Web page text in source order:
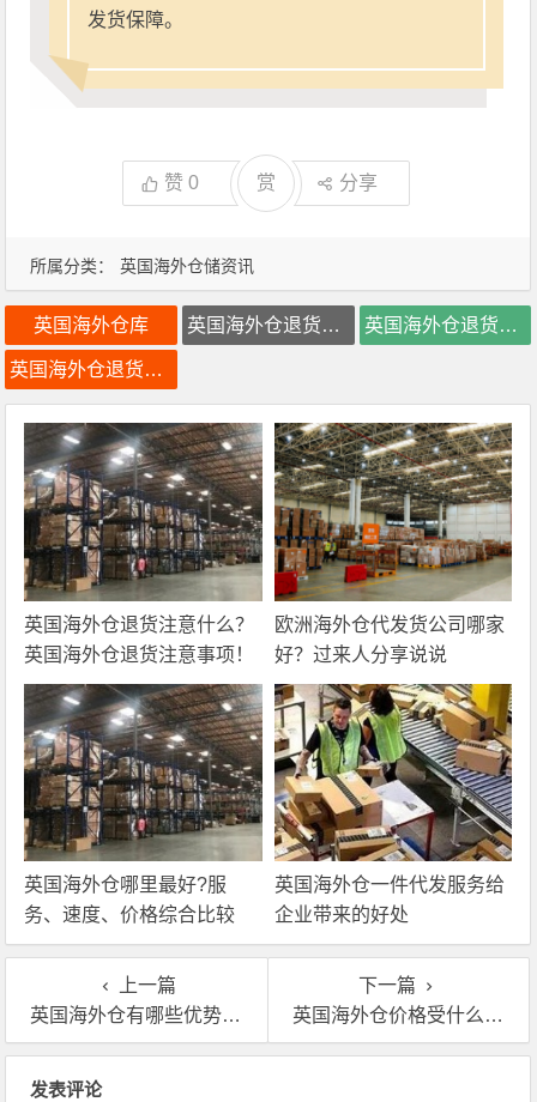
所属分类： 英国海外仓储资讯
发货保障。
赞0 赏 分享
英国海外仓库 英国海外仓退货处理 英国海外仓退货换标
英国海外仓退货检测
英国海外仓退货注意什么？
英国海外仓退货注意事项！
欧洲海外仓代发货公司哪家
好？过来人分享说说
英国海外仓哪里最好?服
务、速度、价格综合比较
英国海外仓一件代发服务给
企业带来的好处
上一篇
英国海外仓有哪些优势？英国海外仓有哪些费用
下一篇
英国海外仓价格受什么影响？英国海外仓价格影响因素有哪些？
发表评论